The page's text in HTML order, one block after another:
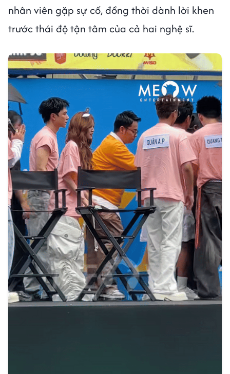
nhân viên gặp sự cố, đồng thời dành lời khen
trước thái độ tận tâm của cả hai nghệ sĩ.